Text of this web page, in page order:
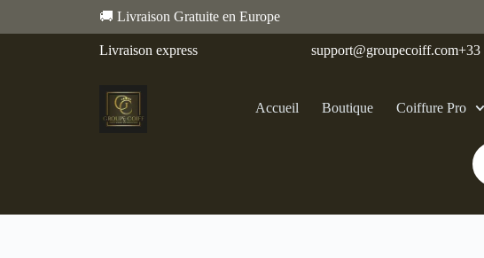
🚚 Livraison Gratuite en Europe
Livraison express support@groupecoiff.com+33
Accueil Boutique Coiffure Pro